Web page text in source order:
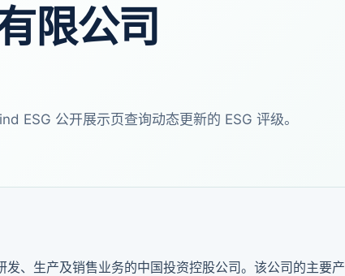
限公司
ESG 公开展示页查询动态更新的 ESG 评级。
、生产及销售业务的中国投资控股公司。该公司的主要产